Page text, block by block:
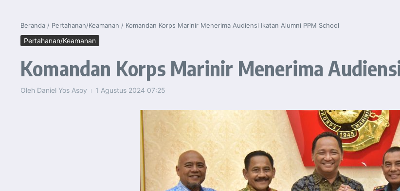
Beranda / Pertahanan/Keamanan / Komandan Korps Marinir Menerima Audiensi Ikatan Alumni PPM School
Pertahanan/Keamanan
Komandan Korps Marinir Menerima
Oleh Daniel Yos Asoy 1 Agustus 2024 07:25